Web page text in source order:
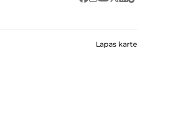
Lapas karte